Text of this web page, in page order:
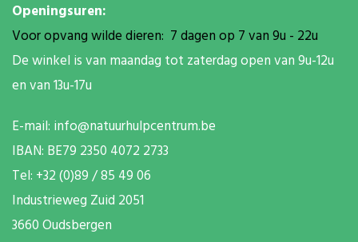
Openingsuren:
Voor opvang wilde dieren: 7 dagen op 7 van 9u - 22u
De winkel is van maandag tot zaterdag open van 9u-12u
en van 13u-17u
E-mail: info@natuurhulpcentrum.be
IBAN: BE79 2350 4072 2733
Tel: +32 (0)89 / 85 49 06
Industrieweg Zuid 2051
3660 Oudsbergen